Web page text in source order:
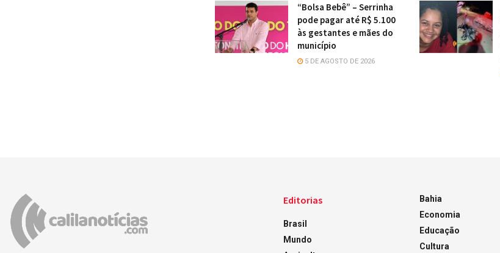
“Bolsa Bebê” – Serrinha
pode pagar até R$ 5.100
às gestantes e mães do
município
5 DE AGOSTO DE 2026
Editorias
Brasil
Mundo
Bahia
Economia
Educação
Cultura